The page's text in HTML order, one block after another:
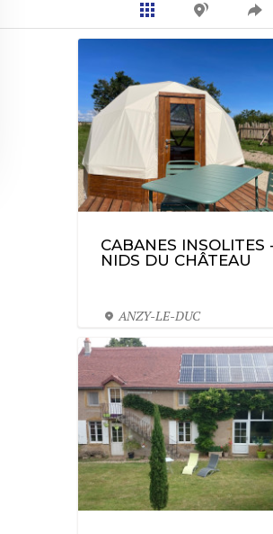
CABANES INSOLITES
NIDS DU CHÂTEAU
ANZY-LE-DUC